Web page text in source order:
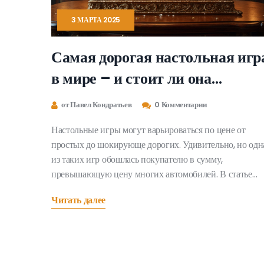
3 МАРТА 2025
Самая дорогая настольная
в мире – и стоит ли она
потраченных денег?
от Павел Кондратьев 0 Комментарии
Настольные игры могут варьироваться по цене от
простых до шокирующе дорогих. Удивительно, но
из таких игр обошлась покупателю в сумму,
превышающую цену многих автомобилей. В статье
мире и почему. Также обсуждаются факторы,
Читать далее